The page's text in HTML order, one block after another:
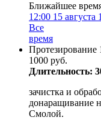
Ближайшее
12:00 15 августа
Все
время
Протезирование
1000 руб.
Длительность:
зачистка и
донаращивание
Смолой.